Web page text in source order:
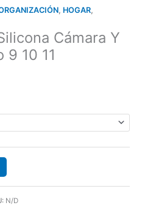
, HOGAR,
Cámara Y
9 10 11
N/D